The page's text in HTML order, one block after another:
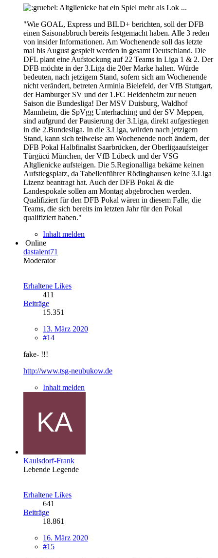
Altglienicke hat ein Spiel mehr als Lok ...
"Wie GOAL, Express und BILD+ berichten, soll der DFB
einen Saisonabbruch bereits festgemacht haben. Alle 3 reden
von insider Informationen. Am Wochenende soll das letzte
mal bis August gespielt werden in gesamt Deutschland. Die
DFL plant eine Aufstockung auf 22 Teams in Liga 1 & 2. Der
DFB möchte in der 3.Liga die 20er Marke halten. Würde
bedeuten, nach jetzigem Stand, sofern sich am Wochenende
nicht verändert, betreten Arminia Bielefeld, der VfB Stuttgart,
der Hamburger SV und der 1.FC Heidenheim zur neuen
Saison die Bundesliga! Der MSV Duisburg, Waldhof
Mannheim, die SpVgg Unterhaching und der SV Meppen,
sind aufgrund der Pausierung der 3.Liga, direkt aufgestiegen
in die 2.Bundesliga. In die 3.Liga, würden nach jetzigem
Stand, kann sich teilweise am Wochenende noch ändern, der
DFB Pokal Halbfinalist Saarbrücken, der Oberligaaufsteiger
Türgücü München, der VfB Lübeck und der VSG
Altglienicke aufsteigen. Die 5.Regionalliga bekäme keinen
Aufstiegsplatz, da Tabellenführer Rödinghausen keine 3.Liga
Lizenz beantragt hat. Auch der DFB Pokal & die
Landespokale sollen am Montag abgebrochen werden.
Qualifiziert für den DFB Pokal wären in diesem Falle, die
Teams, die sich bereits im letzten Jahr für den Pokal
qualifiziert haben."
Inhalt melden
Online
dastalent71
Moderator
Erhaltene Likes
411
Beiträge
15.351
13. März 2020
#14
fake- !!!
http://www.tsg-neubukow.de
Inhalt melden
Kaulsdorf-Frank
Lebende Legende
Erhaltene Likes
641
Beiträge
18.861
16. März 2020
#15